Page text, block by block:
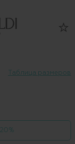
Таблица размеров